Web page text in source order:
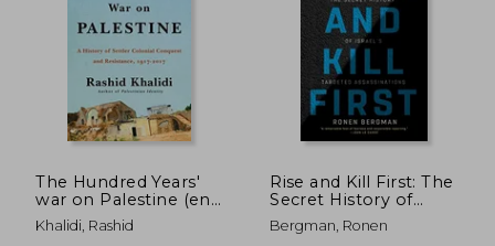
45%
dcto.
45%
dcto.
The Hundred Years'
war on Palestine (en
Inglés)
Khalidi, Rashid
Rise and Kill First: The
Secret History of
Israel's Targeted
Assassinations (en
Bergman, Ronen